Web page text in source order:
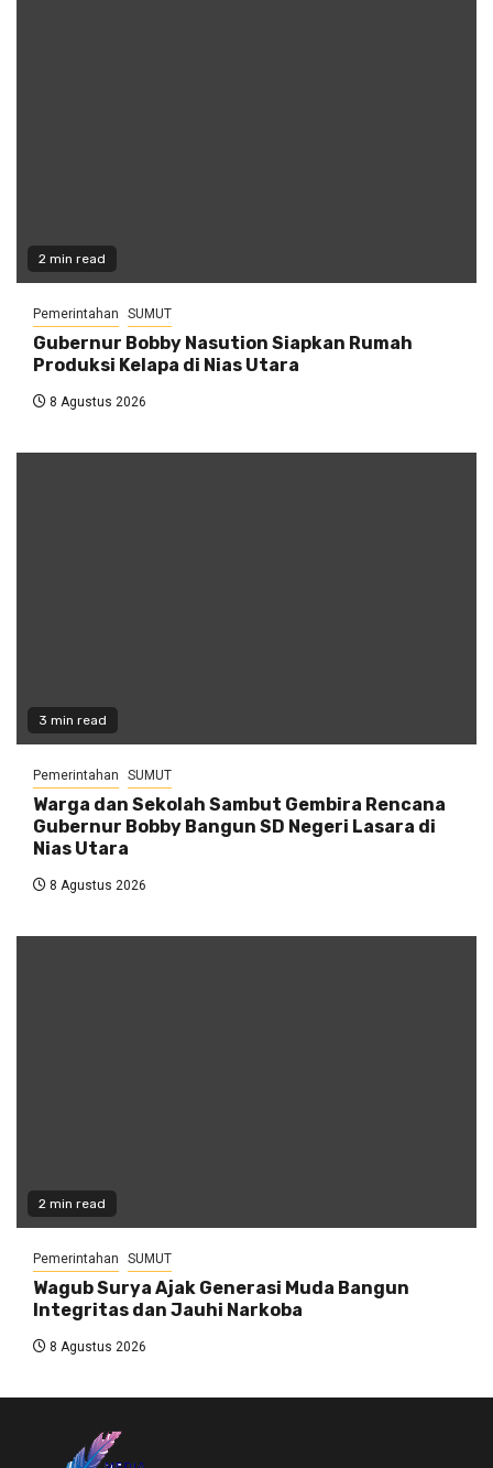
2 min read
Pemerintahan SUMUT
Gubernur Bobby Nasution Siapkan Rumah
Produksi Kelapa di Nias Utara
8 Agustus 2026
3 min read
Pemerintahan SUMUT
Warga dan Sekolah Sambut Gembira Rencana
Gubernur Bobby Bangun SD Negeri Lasara di
Nias Utara
8 Agustus 2026
2 min read
Pemerintahan SUMUT
Wagub Surya Ajak Generasi Muda Bangun
Integritas dan Jauhi Narkoba
8 Agustus 2026